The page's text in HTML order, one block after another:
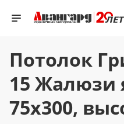
Потолок
15 Жалюзи
75x300,